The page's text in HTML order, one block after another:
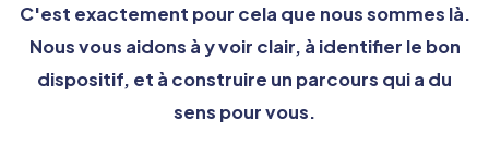
C'est exactement pour cela que nous sommes là.
Nous vous aidons à y voir clair, à identifier le bon
dispositif, et à construire un parcours qui a du
sens pour vous.